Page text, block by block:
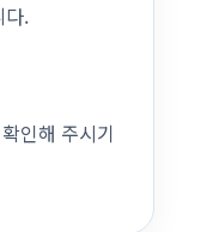
다.
인해 주시기